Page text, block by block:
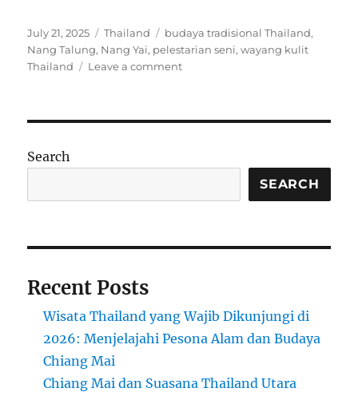
Posted
on
July 21, 2025 Categories
Thailand Tags
budaya tradisional Thailand,
Nang Talung, Nang Yai, pelestarian seni,wayang kulit
Thailand
Leave a commenton
di
yang
Search
SEARCH
Recent Posts
Wisata Thailand yang Wajib Dikunjungi di
2026: Menjelajahi Pesona Alam dan Budaya
Chiang Mai
Chiang Mai dan Suasana Thailand Utara